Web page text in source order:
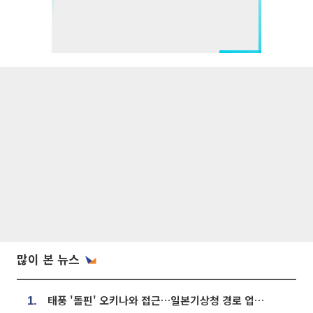
많이 본 뉴스
1. 태풍 '돌핀' 오키나와 접근…일본기상청 경로 업데이트